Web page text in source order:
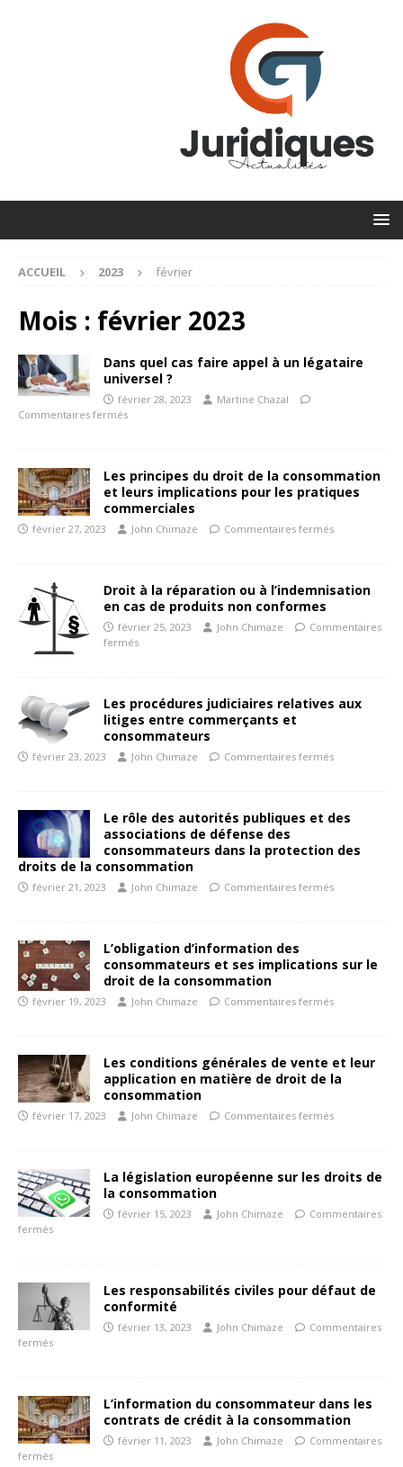
ACCUEIL 2023 février
Mois : février 2023
Dans quel cas faire appel à un légataire
universel ?
février 28, 2023
Martine Chazal
Commentaires fermés
Les principes du droit de la consommation
et leurs implications pour les pratiques
commerciales
février 27, 2023 John Chimaze Commentaires fermés
Droit à la réparation ou à l’indemnisation
en cas de produits non conformes
février 25, 2023 John Chimaze
Commentaires
fermés
Les procédures judiciaires relatives aux
litiges entre commerçants et
consommateurs
février 23, 2023 John Chimaze Commentaires fermés
Le rôle des autorités publiques et des
associations de défense des
consommateurs dans la protection des
droits de la consommation
février 21, 2023 John Chimaze Commentaires fermés
L’obligation d’information des
consommateurs et ses implications sur le
droit de la consommation
février 19, 2023 John Chimaze Commentaires fermés
Les conditions générales de vente et leur
application en matière de droit de la
consommation
février 17, 2023 John Chimaze Commentaires fermés
La législation européenne sur les droits de
la consommation
février 15, 2023 John Chimaze
Commentaires
fermés
Les responsabilités civiles pour défaut de
conformité
février 13, 2023 John Chimaze
Commentaires
fermés
L’information du consommateur dans les
contrats de crédit à la consommation
février 11, 2023 John Chimaze
Commentaires
fermés